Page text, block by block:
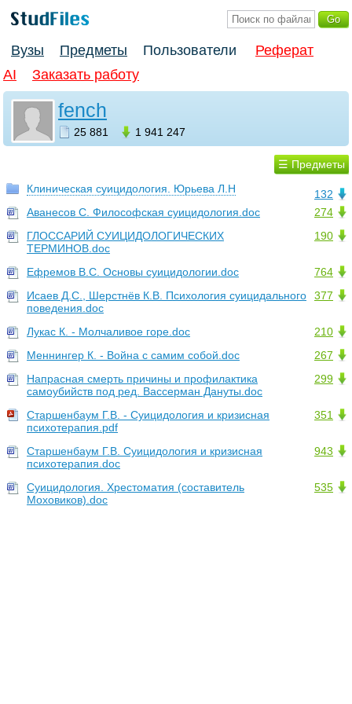
Вузы Предметы Пользователи
Реферат
AI
Заказать работу
fench
25 881 1 941 247
☰ Предметы
132
Клиническая суицидология. Юрьева Л.Н
274
Аванесов С. Философская суицидология.doc
190
ГЛОССАРИЙ СУИЦИДОЛОГИЧЕСКИХ
ТЕРМИНОВ.doc
764
Ефремов В.С. Основы суицидологии.doc
377
Исаев Д.С., Шерстнёв К.В. Психология суицидального
поведения.doc
210
Лукас К. - Молчаливое горе.doc
267
Меннингер К. - Война с самим собой.doc
299
Напрасная смерть причины и профилактика
самоубийств под ред. Вассерман Дануты.doc
351
Старшенбаум Г.В. - Суицидология и кризисная
психотерапия.pdf
943
Старшенбаум Г.В. Суицидология и кризисная
психотерапия.doc
535
Суицидология. Хрестоматия (составитель
Моховиков).doc